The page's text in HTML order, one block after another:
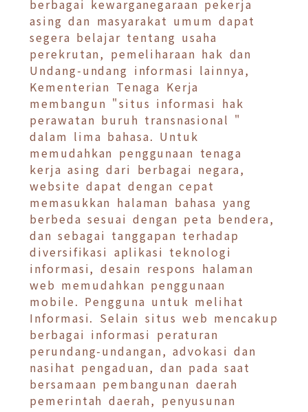
berbagai kewarganegaraan pekerja
asing dan masyarakat umum dapat
segera belajar tentang usaha
perekrutan, pemeliharaan hak dan
Undang-undang informasi lainnya,
Kementerian Tenaga Kerja
membangun "situs informasi hak
perawatan buruh transnasional "
dalam lima bahasa. Untuk
memudahkan penggunaan tenaga
kerja asing dari berbagai negara,
website dapat dengan cepat
memasukkan halaman bahasa yang
berbeda sesuai dengan peta bendera,
dan sebagai tanggapan terhadap
diversifikasi aplikasi teknologi
informasi, desain respons halaman
web memudahkan penggunaan
mobile. Pengguna untuk melihat
Informasi. Selain situs web mencakup
berbagai informasi peraturan
perundang-undangan, advokasi dan
nasihat pengaduan, dan pada saat
bersamaan pembangunan daerah
pemerintah daerah, penyusunan